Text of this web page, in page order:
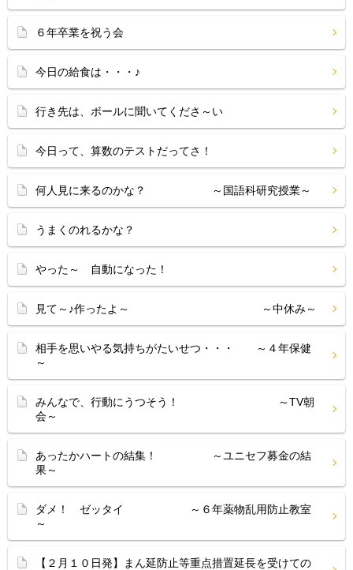
６年卒業を祝う会
今日の給食は・・・♪
行き先は、ボールに聞いてくださ～い
今日って、算数のテストだってさ！
何人見に来るのかな？ ～国語科研究授業～
うまくのれるかな？
やった～ 自動になった！
見て～♪作ったよ～ ～中休み～
相手を思いやる気持ちがたいせつ・・・ ～４年保健
～
みんなで、行動にうつそう！ ～TV朝
会～
あったかハートの結集！ ～ユニセフ募金の結
果～
ダメ！ ゼッタイ ～６年薬物乱用防止教室
～
【２月１０日発】まん延防止等重点措置延長を受けての